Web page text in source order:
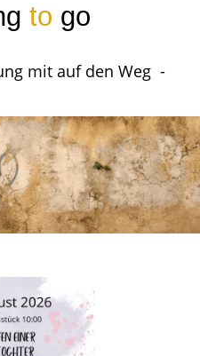
to go
mit auf den Weg -